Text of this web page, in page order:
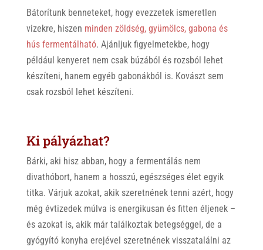
Bátorítunk benneteket, hogy evezzetek ismeretlen
vizekre, hiszen minden zöldség, gyümölcs, gabona és
hús fermentálható. Ajánljuk figyelmetekbe, hogy
például kenyeret nem csak búzából és rozsból lehet
készíteni, hanem egyéb gabonákból is. Kovászt sem
csak rozsból lehet készíteni.
Ki pályázhat?
Bárki, aki hisz abban, hogy a fermentálás nem
divathóbort, hanem a hosszú, egészséges élet egyik
titka. Várjuk azokat, akik szeretnének tenni azért, hogy
még évtizedek múlva is energikusan és fitten éljenek –
és azokat is, akik már találkoztak betegséggel, de a
gyógyító konyha erejével szeretnének visszatalálni az